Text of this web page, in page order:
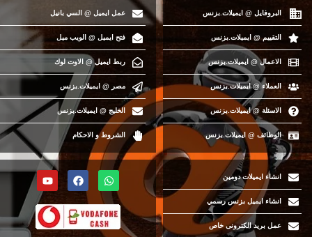
البروفايل @ ايميلات.بزنس
التقييم @ ايميلات.بزنس
الاعمال @ ايميلات.بزنس
العملاء @ ايميلات.بزنس
الاسئلة @ ايميلات.بزنس
الوظائف @ ايميلات.بزنس
عمل ايميل @ السي بانيل
فتح ايميل @ الويب ميل
ربط ايميل @ الاوت لوك
مصر @ ايميلات.بزنس
الخليج @ ايميلات.بزنس
الشروط و الاحكام
انشاء ايميلات دومين
انشاء ايميل بزنس رسمي
عمل بريد الكترونى خاص